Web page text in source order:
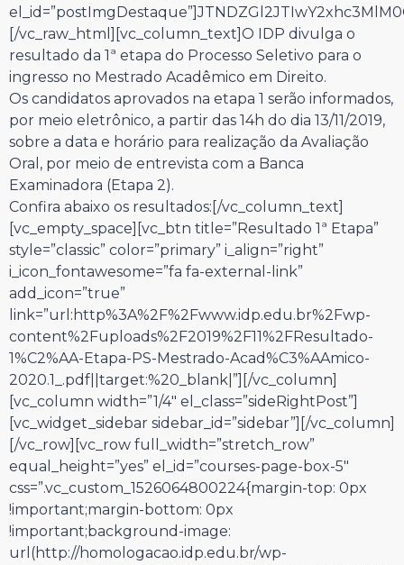
[/vc_raw_html][vc_column_text]O IDP divulga o
resultado da 1ª etapa do Processo Seletivo para o
ingresso no Mestrado Acadêmico em Direito.
Os candidatos aprovados na etapa 1 serão informados,
por meio eletrônico, a partir das 14h do dia 13/11/2019,
sobre a data e horário para realização da Avaliação
Oral, por meio de entrevista com a Banca
Examinadora (Etapa 2).
Confira abaixo os resultados:[/vc_column_text]
[vc_empty_space][vc_btn title=”Resultado 1ª Etapa”
style=”classic” color=”primary” i_align=”right”
i_icon_fontawesome=”fa fa-external-link”
add_icon=”true”
link=”url:http%3A%2F%2Fwww.idp.edu.br%2Fwp-
content%2Fuploads%2F2019%2F11%2FResultado-
1%C2%AA-Etapa-PS-Mestrado-Acad%C3%AAmico-
2020.1_.pdf||target:%20_blank|”][/vc_column]
[vc_column width=”1/4″ el_class=”sideRightPost”]
[vc_widget_sidebar sidebar_id=”sidebar”][/vc_column]
[/vc_row][vc_row full_width=”stretch_row”
equal_height=”yes” el_id=”courses-page-box-5″
css=”.vc_custom_1526064800224{margin-top: 0px
!important;margin-bottom: 0px
!important;background-image:
url(http://homologacao.idp.edu.br/wp-